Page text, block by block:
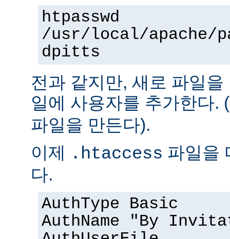
htpasswd
/usr/local/apache/
dpitts
전과 같지만, 새로 파일
일에 사용자를 추가한다. (
파일을 만든다).
이제 .htaccess 파일을
다.
AuthType Basic
AuthName "By